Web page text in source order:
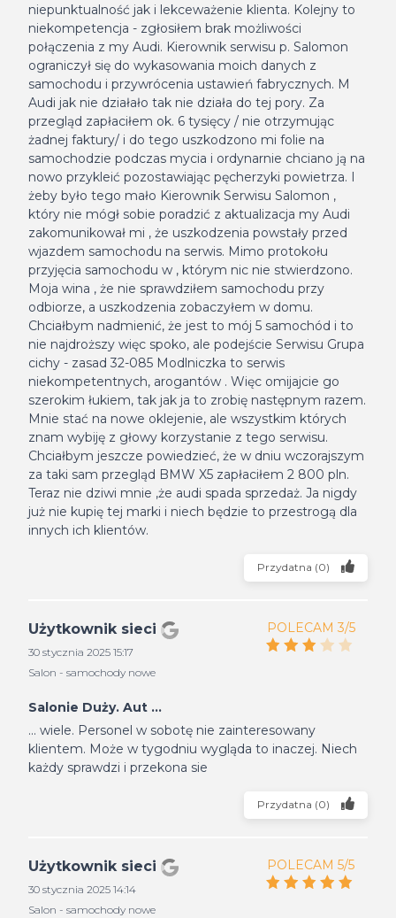
niepunktualność jak i lekceważenie klienta. Kolejny to
niekompetencja - zgłosiłem brak możliwości
połączenia z my Audi. Kierownik serwisu p. Salomon
ograniczył się do wykasowania moich danych z
samochodu i przywrócenia ustawień fabrycznych. M
Audi jak nie działało tak nie działa do tej pory. Za
przegląd zapłaciłem ok. 6 tysięcy / nie otrzymując
żadnej faktury/ i do tego uszkodzono mi folie na
samochodzie podczas mycia i ordynarnie chciano ją na
nowo przykleić pozostawiając pęcherzyki powietrza. I
żeby było tego mało Kierownik Serwisu Salomon ,
który nie mógł sobie poradzić z aktualizacja my Audi
zakomunikował mi , że uszkodzenia powstały przed
wjazdem samochodu na serwis. Mimo protokołu
przyjęcia samochodu w , którym nic nie stwierdzono.
Moja wina , że nie sprawdziłem samochodu przy
odbiorze, a uszkodzenia zobaczyłem w domu.
Chciałbym nadmienić, że jest to mój 5 samochód i to
nie najdroższy więc spoko, ale podejście Serwisu Grupa
cichy - zasad 32-085 Modlniczka to serwis
niekompetentnych, arogantów . Więc omijajcie go
szerokim łukiem, tak jak ja to zrobię następnym razem.
Mnie stać na nowe oklejenie, ale wszystkim których
znam wybiję z głowy korzystanie z tego serwisu.
Chciałbym jeszcze powiedzieć, że w dniu wczorajszym
za taki sam przegląd BMW X5 zapłaciłem 2 800 pln.
Teraz nie dziwi mnie ,że audi spada sprzedaż. Ja nigdy
już nie kupię tej marki i niech będzie to przestrogą dla
innych ich klientów.
Przydatna (0)
Użytkownik sieci
30 stycznia 2025 15:17
Salon - samochody nowe
POLECAM 3/5
Salonie Duży. Aut ...
... wiele. Personel w sobotę nie zainteresowany
klientem. Może w tygodniu wygląda to inaczej. Niech
każdy sprawdzi i przekona sie
Przydatna (0)
Użytkownik sieci
30 stycznia 2025 14:14
Salon - samochody nowe
POLECAM 5/5